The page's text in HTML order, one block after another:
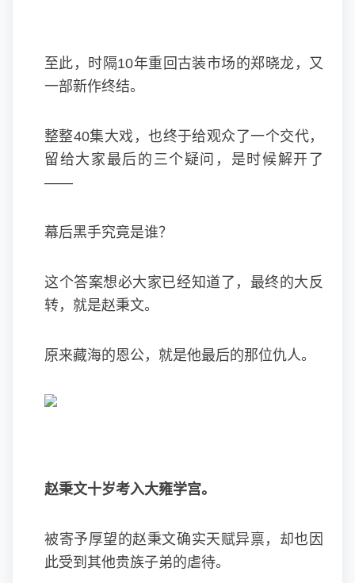
至此，时隔10年重回古装市场的郑晓龙，又
一部新作终结。
整整40集大戏，也终于给观众了一个交代，
留给大家最后的三个疑问，是时候解开了
——
幕后黑手究竟是谁？
这个答案想必大家已经知道了，最终的大反
转，就是赵秉文。
原来藏海的恩公，就是他最后的那位仇人。
赵秉文十岁考入大雍学宫。
被寄予厚望的赵秉文确实天赋异禀，却也因
此受到其他贵族子弟的虐待。